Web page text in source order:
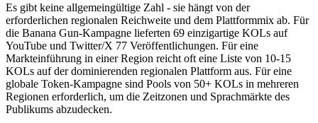
Es gibt keine allgemeingültige Zahl - sie hängt von der
erforderlichen regionalen Reichweite und dem Plattformmix ab. Für
die Banana Gun-Kampagne lieferten 69 einzigartige KOLs auf
YouTube und Twitter/X 77 Veröffentlichungen. Für eine
Markteinführung in einer Region reicht oft eine Liste von 10-15
KOLs auf der dominierenden regionalen Plattform aus. Für eine
globale Token-Kampagne sind Pools von 50+ KOLs in mehreren
Regionen erforderlich, um die Zeitzonen und Sprachmärkte des
Publikums abzudecken.